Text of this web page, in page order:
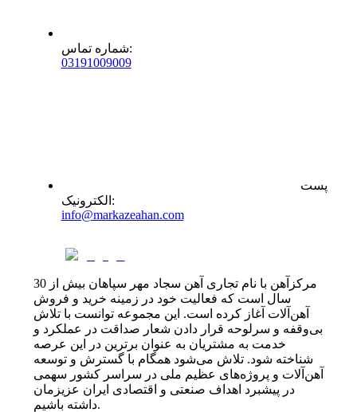
شماره تماس:
03191009009
پست
الکترونیک :
info@markazeahan.com
مرکزآهن با نام تجاری آهن سجاد مهر سپاهان بیش از 30
سال است که فعالیت خود در زمینه خرید و فروش
آهن‌آلات آغاز کرده است. این مجموعه توانست با تلاش
بی‌وقفه و سرلوحه قرار دادن شعار صداقت در عملکرد و
خدمت به مشتریان به عنوان برترین در این عرصه
شناخته شود. تلاش می‌شود همگام با گسترش و توسعه
آهن‌آلات و پروژه‌های عظیم ملی در سراسر کشور سهمی
در پیشبرد اهداف صنعتی و اقتصادی ایران عزیزمان
داشته باشیم.